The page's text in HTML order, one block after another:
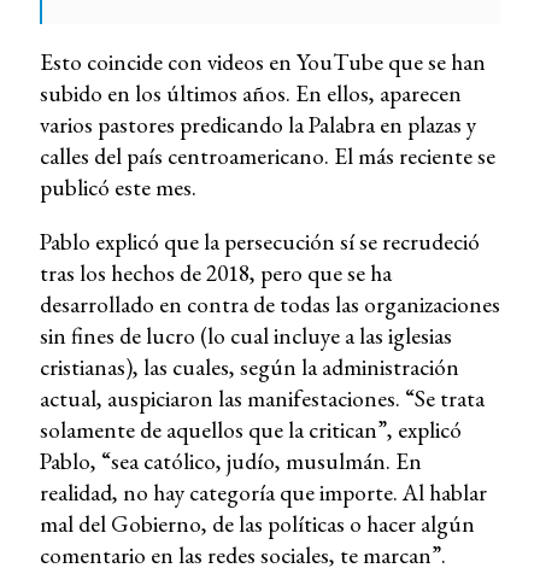
Esto coincide con videos en YouTube que se han
subido en los últimos años. En ellos, aparecen
varios pastores predicando la Palabra en plazas y
calles del país centroamericano. El más reciente se
publicó este mes.
Pablo explicó que la persecución sí se recrudeció
tras los hechos de 2018, pero que se ha
desarrollado en contra de todas las organizaciones
sin fines de lucro (lo cual incluye a las iglesias
cristianas), las cuales, según la administración
actual, auspiciaron las manifestaciones. “Se trata
solamente de aquellos que la critican”, explicó
Pablo, “sea católico, judío, musulmán. En
realidad, no hay categoría que importe. Al hablar
mal del Gobierno, de las políticas o hacer algún
comentario en las redes sociales, te marcan”.